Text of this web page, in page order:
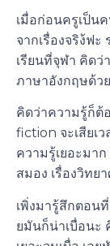
เมื่อก่อนครูเป็น
จากเรื่องจริง้ฟ
เรียนที่จุฬา คิดว่
ภาษาอังกฤษด้วย
คิดว่าความรู้ก็ต้
fiction จะเสียเว
ความรู้เยอะมา
สมอง เรื่องวิทย
เพิ่งมารู้สึกตอน
ยมันก็น่าเบื่อนะ